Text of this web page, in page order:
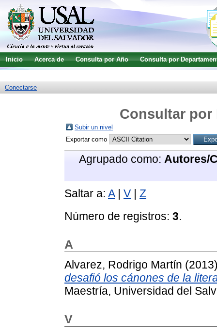
Inicio Acerca de Consulta por Año
Consulta por
Conectarse
Consultar
Subir un nivel
Exportar como
Agrupado como: Autores/
Saltar a: A| V | Z
Número de registros: 3.
A
Alvarez, Rodrigo Martín
desafió los cánones de la
Maestría, Universidad del
V